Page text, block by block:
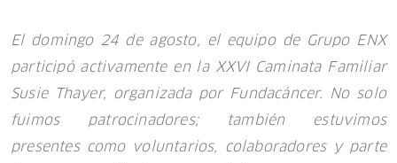
El domingo 24 de agosto, el equipo de Grupo ENX
participó activamente en la XXVI Caminata Familiar
Susie Thayer, organizada por Fundacáncer. No solo
fuimos patrocinadores; también estuvimos
presentes como voluntarios, colaboradores y parte